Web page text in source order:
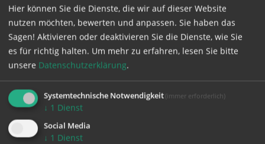
GESCHÜTZTER BEREICH
Bitte melden Sie sich mit Ihrem Benutzernamen
Benutzername
Hier können Sie die Dienste, die wir auf dieser Website
nutzen möchten, bewerten und anpassen. Sie haben das
Sagen! Aktivieren oder deaktivieren Sie die Dienste, wie Sie
es für richtig halten. Um mehr zu erfahren, lesen Sie bitte
unsere Datenschutzerklärung.
Systemtechnische Notwendigkeit (immer erforderlich)
↓ 1 Dienst
Social Media
↓ 1 Dienst